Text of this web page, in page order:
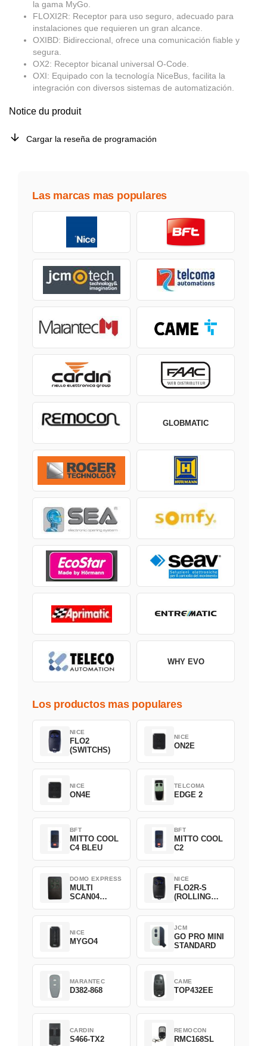
la gama MyGo.
FLOXI2R: Receptor para uso seguro, adecuado para
instalaciones que requieren un gran alcance.
OXIBD: Bidireccional, ofrece una comunicación fiable y
segura.
OX2: Receptor bicanal universal O-Code.
OXI: Equipado con la tecnología NiceBus, facilita la
integración con diversos sistemas de automatización.
Notice du produit
Cargar la reseña de programación
Las marcas mas populares
GLOBMATIC
WHY EVO
Los productos mas populares
NICE
FLO2
(SWITCHS)
NICE
ON2E
NICE
ON4E
TELCOMA
EDGE 2
BFT
MITTO COOL
C4 BLEU
BFT
MITTO COOL
C2
DOMO EXPRESS
MULTI
SCAN04
NICE
FLO2R-S
(ROLLING
NICE
MYGO4
JCM
GO PRO MINI
STANDARD
MARANTEC
D382-868
CAME
TOP432EE
CARDIN
S466-TX2
REMOCON
RMC168SL